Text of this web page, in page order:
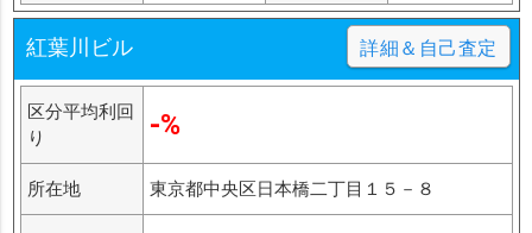
紅葉川ビル 詳細＆自己査定
区分平均利回
り
-%
所在地 東京都中央区日本橋二丁目１５－８